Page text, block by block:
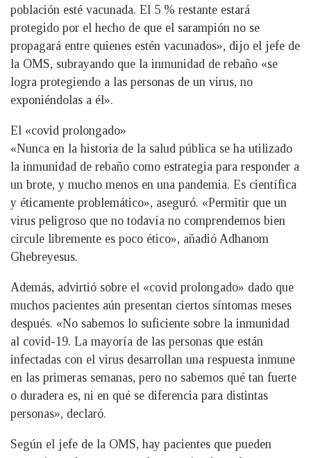
población esté vacunada. El 5 % restante estará
protegido por el hecho de que el sarampión no se
propagará entre quienes estén vacunados», dijo el jefe de
la OMS, subrayando que la inmunidad de rebaño «se
logra protegiendo a las personas de un virus, no
exponiéndolas a él».
El «covid prolongado»
«Nunca en la historia de la salud pública se ha utilizado
la inmunidad de rebaño como estrategia para responder a
un brote, y mucho menos en una pandemia. Es científica
y éticamente problemático», aseguró. «Permitir que un
virus peligroso que no todavía no comprendemos bien
circule libremente es poco ético», añadió Adhanom
Ghebreyesus.
Además, advirtió sobre el «covid prolongado» dado que
muchos pacientes aún presentan ciertos síntomas meses
después. «No sabemos lo suficiente sobre la inmunidad
al covid-19. La mayoría de las personas que están
infectadas con el virus desarrollan una respuesta inmune
en las primeras semanas, pero no sabemos qué tan fuerte
o duradera es, ni en qué se diferencia para distintas
personas», declaró.
Según el jefe de la OMS, hay pacientes que pueden